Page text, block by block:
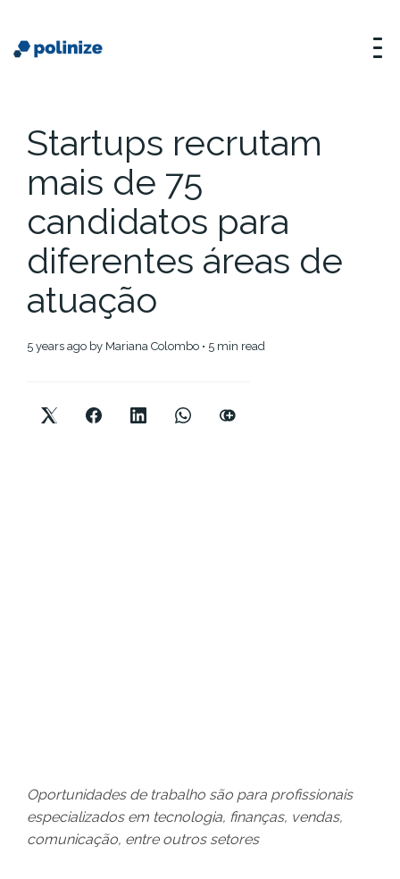
Startups recrutam
mais de 75
candidatos para
diferentes áreas de
atuação
5 years ago by Mariana Colombo • 5 min read
Oportunidades de trabalho são para profissionais
especializados em tecnologia, finanças, vendas,
comunicação, entre outros setores